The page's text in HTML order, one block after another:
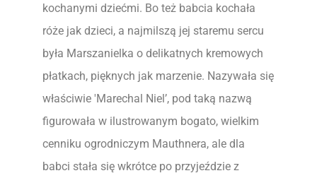
kochanymi dziećmi. Bo też babcia kochała
róże jak dzieci, a najmilszą jej staremu sercu
była Marszanielka o delikatnych kremowych
płatkach, pięknych jak marzenie. Nazywała się
właściwie 'Marechal Niel’, pod taką nazwą
figurowała w ilustrowanym bogato, wielkim
cenniku ogrodniczym Mauthnera, ale dla
babci stała się wkrótce po przyjeździe z